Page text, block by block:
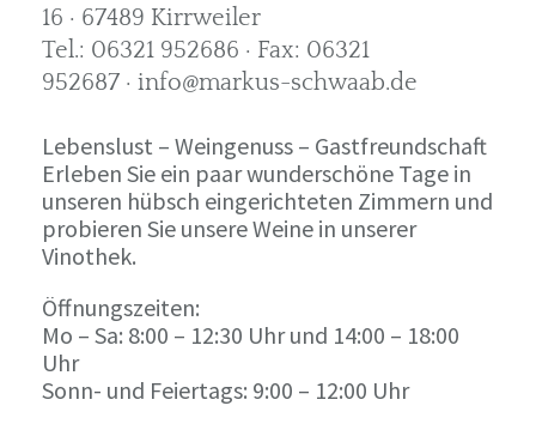
16 · 67489 Kirrweiler
Tel.: 06321 952686 · Fax: 06321
952687 · info@markus-schwaab.de
Lebenslust – Weingenuss – Gastfreundschaft
Erleben Sie ein paar wunderschöne Tage in
unseren hübsch eingerichteten Zimmern und
probieren Sie unsere Weine in unserer
Vinothek.
Öffnungszeiten:
Mo – Sa: 8:00 – 12:30 Uhr und 14:00 – 18:00
Uhr
Sonn- und Feiertags: 9:00 – 12:00 Uhr